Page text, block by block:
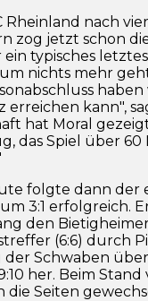
Rheinland nach
zog jetzt schon
ein typisches
nichts mehr
kann",
hat Moral
das Spiel über
folgte dann der
3:1 erfolgreich.
den
(6:6) durch
der Schwaben
her. Beim Stand
die Seiten